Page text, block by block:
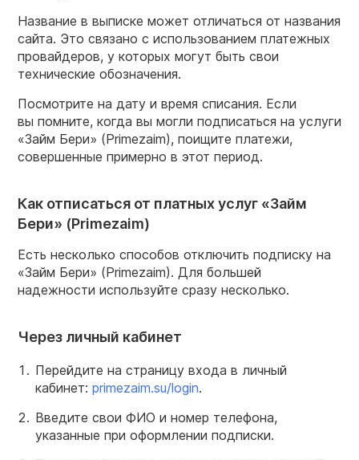
Название в выписке может отличаться от названия
сайта. Это связано с использованием платежных
провайдеров, у которых могут быть свои
технические обозначения.
Посмотрите на дату и время списания. Если
вы помните, когда вы могли подписаться на услуги
«Займ Бери» (Primezaim), поищите платежи,
совершенные примерно в этот период.
Как отписаться от платных услуг «Займ
Бери» (Primezaim)
Есть несколько способов отключить подписку на
«Займ Бери» (Primezaim). Для большей
надежности используйте сразу несколько.
Через личный кабинет
Перейдите на страницу входа в личный
кабинет: primezaim.su/login.
Введите свои ФИО и номер телефона,
указанные при оформлении подписки.